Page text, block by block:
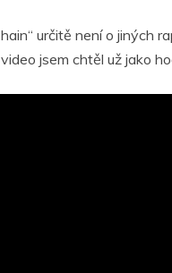
určitě není o jiných
jsem chtěl už jako